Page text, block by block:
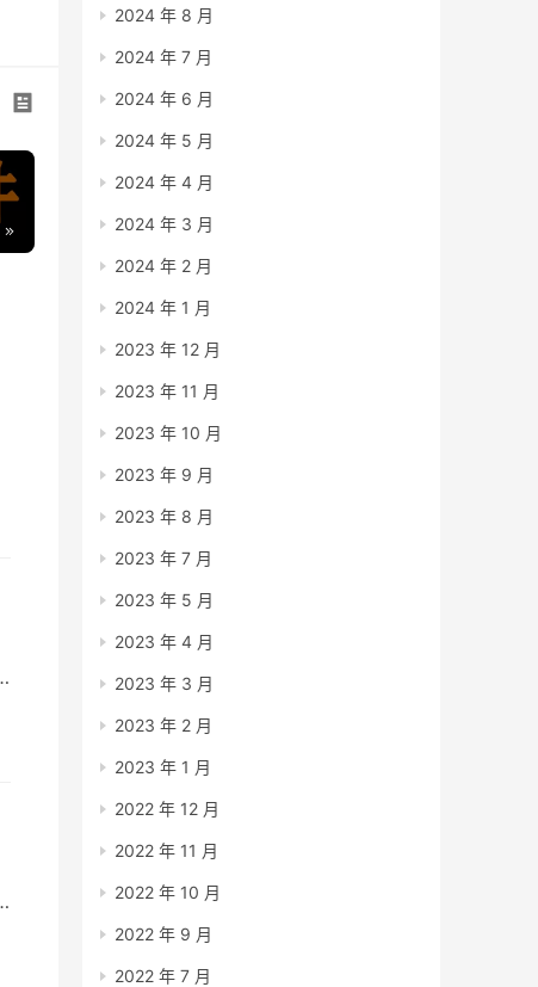
2024 年 8 月
2024 年 7 月
2024 年 6 月
2024 年 5 月
2024 年 4 月
2024 年 3 月
2024 年 2 月
2024 年 1 月
2023 年 12 月
2023 年 11 月
2023 年 10 月
2023 年 9 月
2023 年 8 月
2023 年 7 月
2023 年 5 月
2023 年 4 月
2023 年 3 月
2023 年 2 月
2023 年 1 月
2022 年 12 月
2022 年 11 月
2022 年 10 月
2022 年 9 月
2022 年 7 月